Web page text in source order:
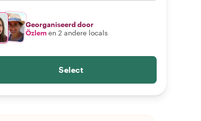
Georganiseerd door
Özlem en 2 andere locals
Select